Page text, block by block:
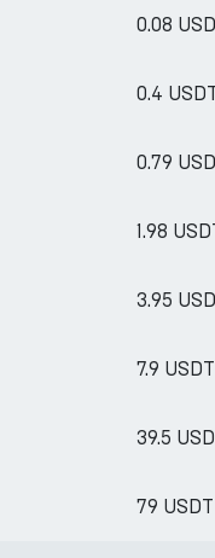
0.08
0.4
0.79
1.98
3.95
7.9 USDT
39.5
79 USDT